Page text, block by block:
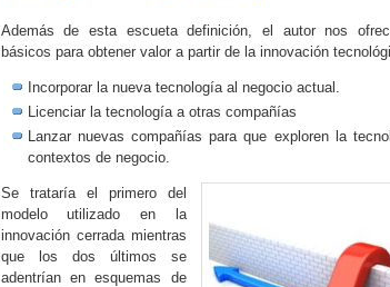
Además de esta escueta definición, el autor nos
básicos para obtener valor a partir de la innovación
Incorporar la nueva tecnología al negocio actual.
Licenciar la tecnología a otras compañías
Lanzar nuevas compañías para que exploren la
contextos de negocio.
Se trataría el primero del
modelo utilizado en la
innovación cerrada mientras
que los dos últimos se
adentrían en esquemas de